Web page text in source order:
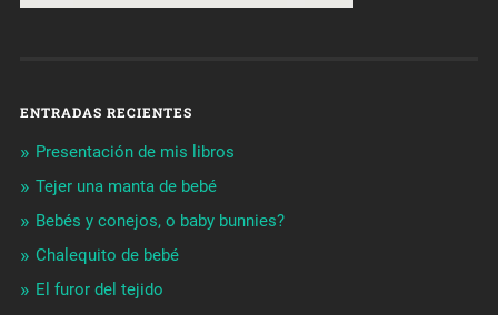
ENTRADAS RECIENTES
Presentación de mis libros
Tejer una manta de bebé
Bebés y conejos, o baby bunnies?
Chalequito de bebé
El furor del tejido